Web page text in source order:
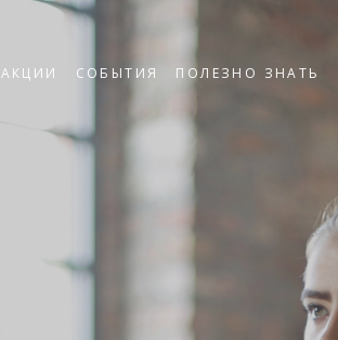
АКЦИИ СОБЫТИЯ ПОЛЕЗНО ЗНАТЬ